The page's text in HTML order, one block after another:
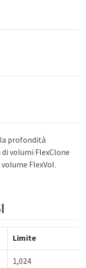
profondità
volumi FlexClone
FlexVol.
Limite
1,024